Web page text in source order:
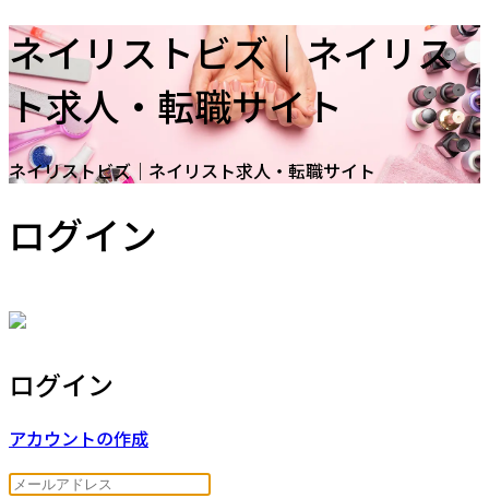
ネイリストビズ｜ネイリス
ト求人・転職サイト
ネイリストビズ｜ネイリスト求人・転職サイト
ログイン
ログイン
アカウントの作成